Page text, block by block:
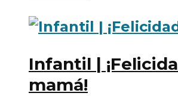
Infantil |
mamá!